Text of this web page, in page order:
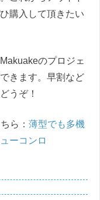
購入して頂きたい
のプロジェ
きます。早割など
うぞ！
ら： 薄型でも多機
ーコンロ